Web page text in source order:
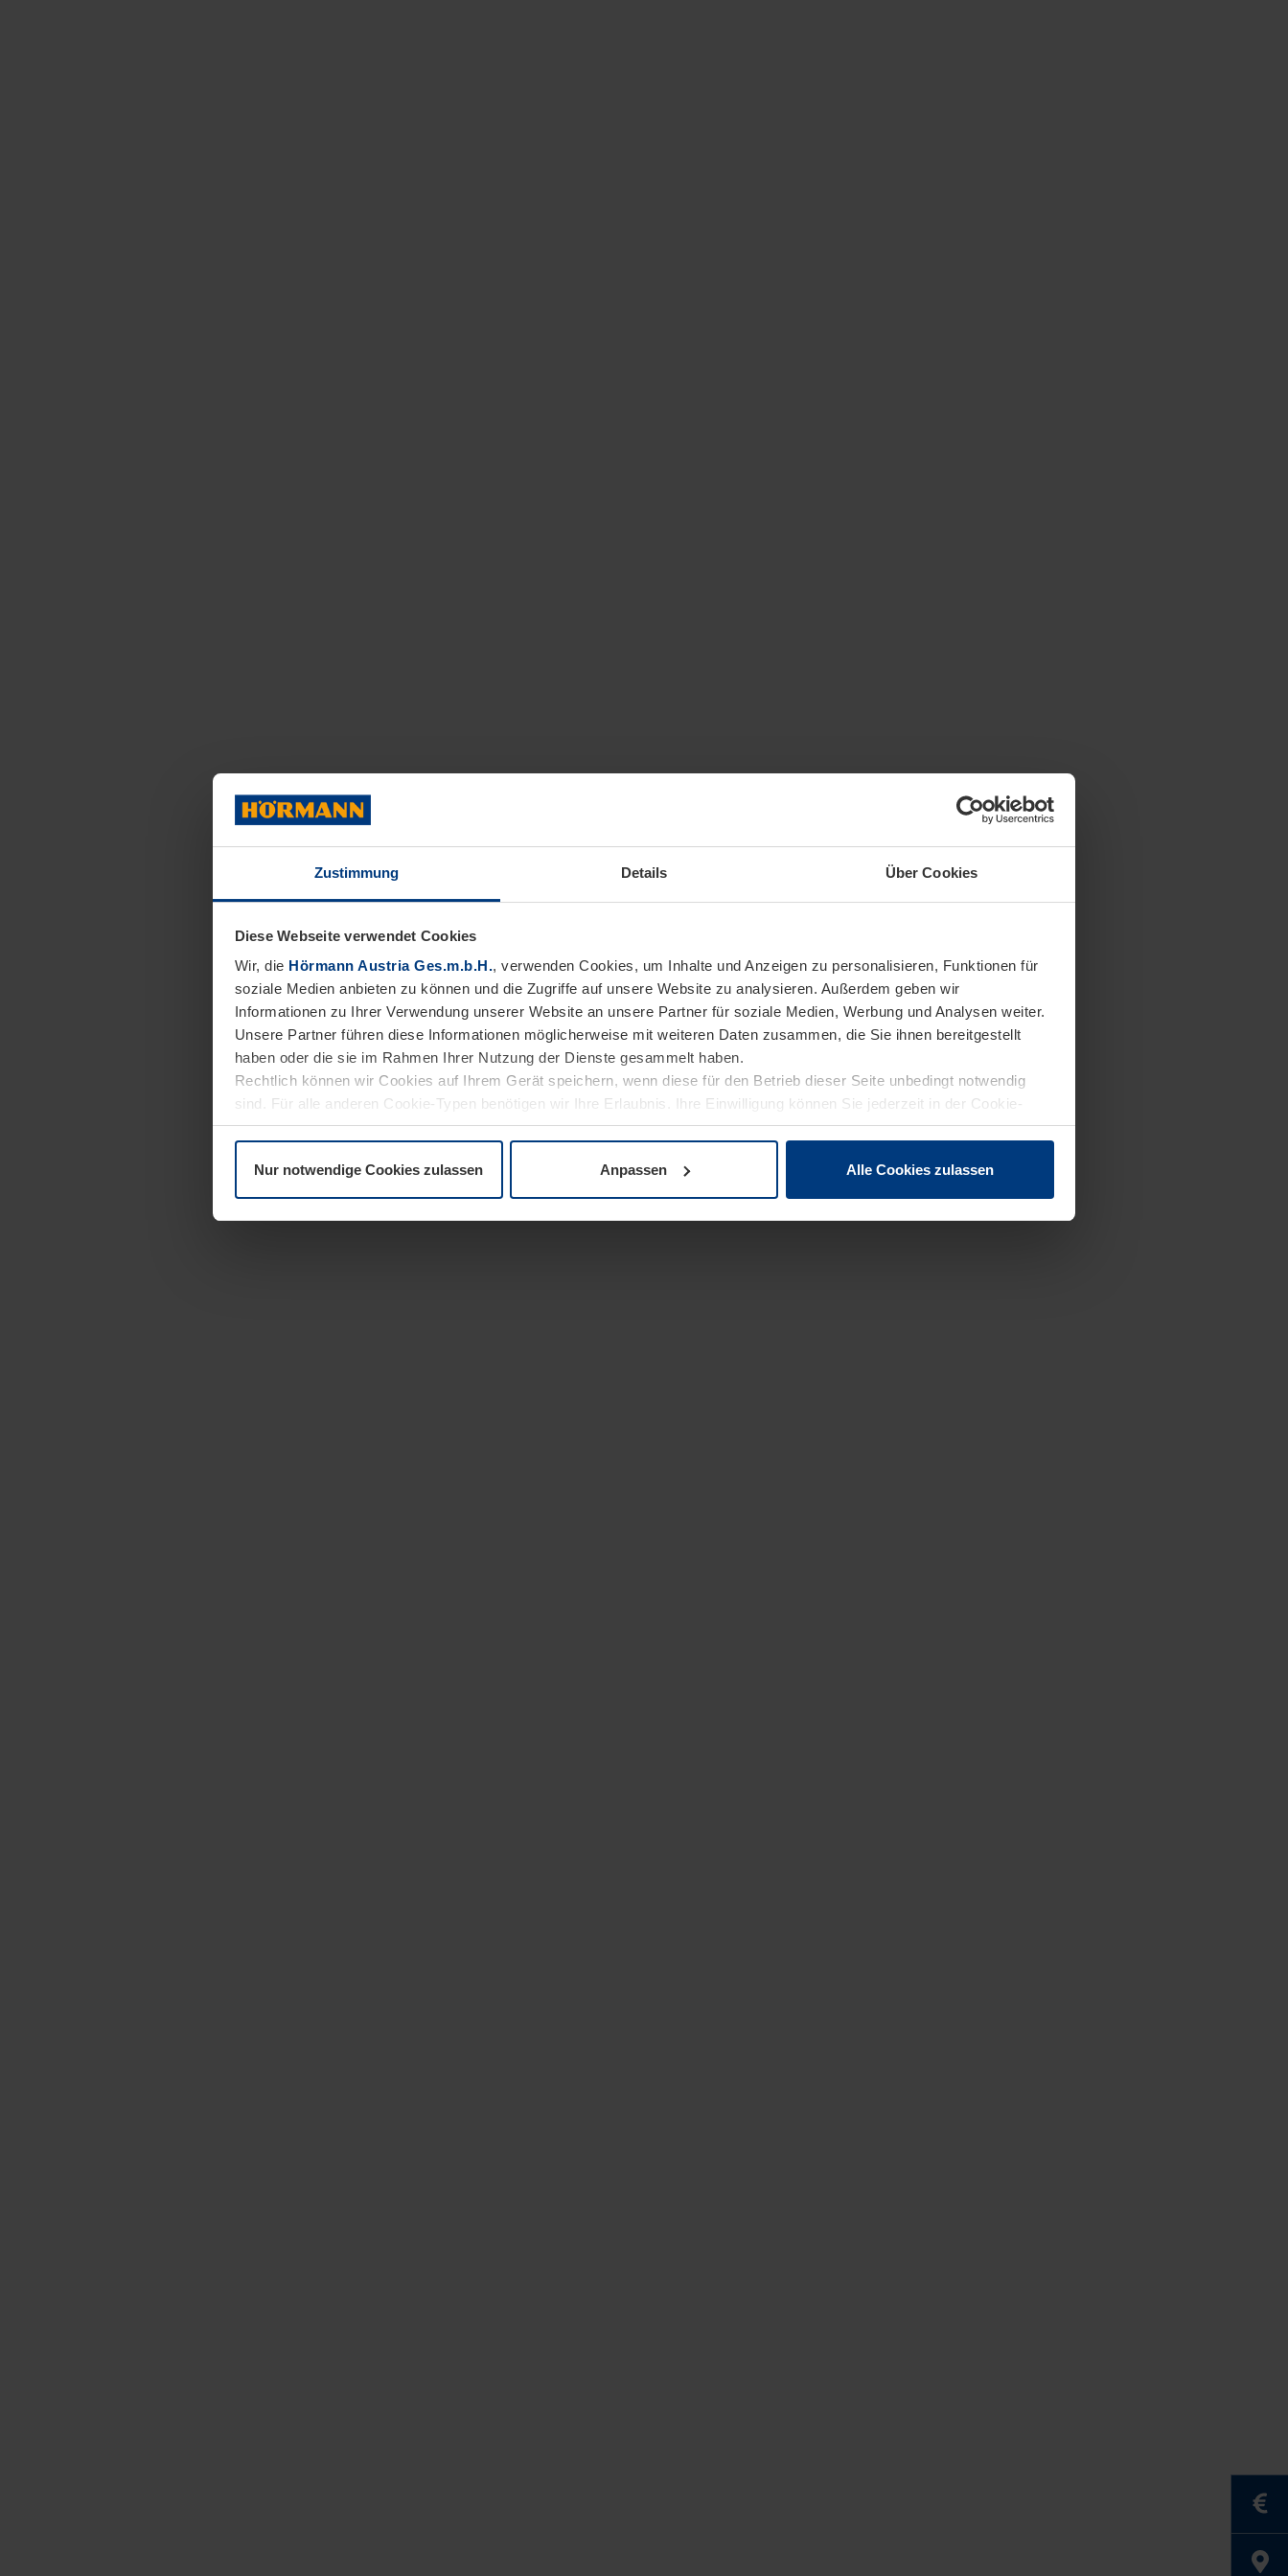
Zustimmung Details Über Cookies
Diese Webseite verwendet Cookies
Wir, die Hörmann Austria Ges.m.b.H., verwenden Cookies, um Inhalte und Anzeigen zu personalisieren, Funktionen für
soziale Medien anbieten zu können und die Zugriffe auf unsere Website zu analysieren. Außerdem geben wir
Informationen zu Ihrer Verwendung unserer Website an unsere Partner für soziale Medien, Werbung und Analysen weiter.
Unsere Partner führen diese Informationen möglicherweise mit weiteren Daten zusammen, die Sie ihnen bereitgestellt
haben oder die sie im Rahmen Ihrer Nutzung der Dienste gesammelt haben.
Rechtlich können wir Cookies auf Ihrem Gerät speichern, wenn diese für den Betrieb dieser Seite unbedingt notwendig
sind. Für alle anderen Cookie-Typen benötigen wir Ihre Erlaubnis. Ihre Einwilligung können Sie jederzeit in der Cookie-
Erläuterung auf der SeiteDatenschutzerklärungunserer Website ändern oder widerrufen.
Nur notwendige Cookies zulassen Anpassen Alle Cookies zulassen